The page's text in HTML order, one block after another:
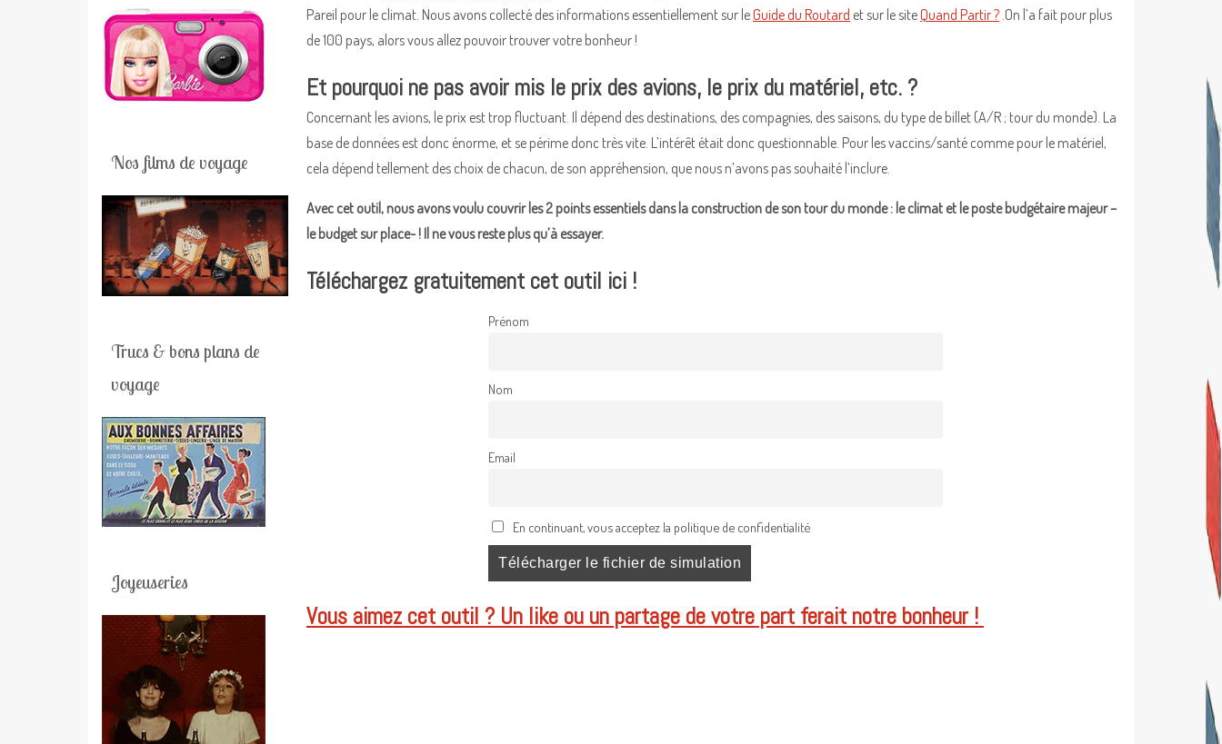
Pareil pour le climat. Nous avons collecté des informations essentiellement sur leGuide du Routard et sur le siteQuand Partir ? .On l’a fait pour plus
de 100 pays, alors vous allez pouvoir trouver votre bonheur !
Et pourquoi ne pas avoir mis le prix des avions, le prix du matériel, etc. ?
Concernant les avions, le prix est trop fluctuant. Il dépend des destinations, des compagnies, des saisons, du type de billet (A/R ; tour du monde). La
base de données est donc énorme, et se périme donc très vite. L’intérêt était donc questionnable. Pour les vaccins/santé comme pour le matériel,
cela dépend tellement des choix de chacun, de son appréhension, que nous n’avons pas souhaité l’inclure.
Avec cet outil, nous avons voulu couvrir les 2 points essentiels dans la construction de son tour du monde : le climat et le poste budgétaire majeur –
le budget sur place- ! Il ne vous reste plus qu’à essayer.
Téléchargez gratuitement cet outil ici !
Prénom
Nom
Email
En continuant, vous acceptez la politique de confidentialité
Vous aimez cet outil ? Un like ou un partage de votre part ferait notre bonheur !
Nos films de voyage
Trucs & bons plans de
voyage
Joyeuseries